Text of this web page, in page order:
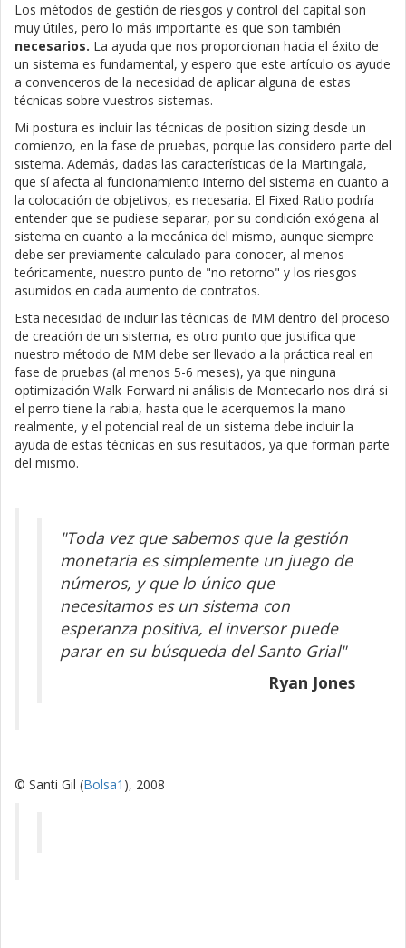
Los métodos de gestión de riesgos y control del capital son
muy útiles, pero lo más importante es que son también
necesarios. La ayuda que nos proporcionan hacia el éxito de
un sistema es fundamental, y espero que este artículo os ayude
a convenceros de la necesidad de aplicar alguna de estas
técnicas sobre vuestros sistemas.
Mi postura es incluir las técnicas de position sizing desde un
comienzo, en la fase de pruebas, porque las considero parte del
sistema. Además, dadas las características de la Martingala,
que sí afecta al funcionamiento interno del sistema en cuanto a
la colocación de objetivos, es necesaria. El Fixed Ratio podría
entender que se pudiese separar, por su condición exógena al
sistema en cuanto a la mecánica del mismo, aunque siempre
debe ser previamente calculado para conocer, al menos
teóricamente, nuestro punto de "no retorno" y los riesgos
asumidos en cada aumento de contratos.
Esta necesidad de incluir las técnicas de MM dentro del proceso
de creación de un sistema, es otro punto que justifica que
nuestro método de MM debe ser llevado a la práctica real en
fase de pruebas (al menos 5-6 meses), ya que ninguna
optimización Walk-Forward ni análisis de Montecarlo nos dirá si
el perro tiene la rabia, hasta que le acerquemos la mano
realmente, y el potencial real de un sistema debe incluir la
ayuda de estas técnicas en sus resultados, ya que forman parte
del mismo.
"Toda vez que sabemos que la gestión
monetaria es simplemente un juego de
números, y que lo único que
necesitamos es un sistema con
esperanza positiva, el inversor puede
parar en su búsqueda del Santo Grial"
Ryan Jones
© Santi Gil (Bolsa1 ), 2008